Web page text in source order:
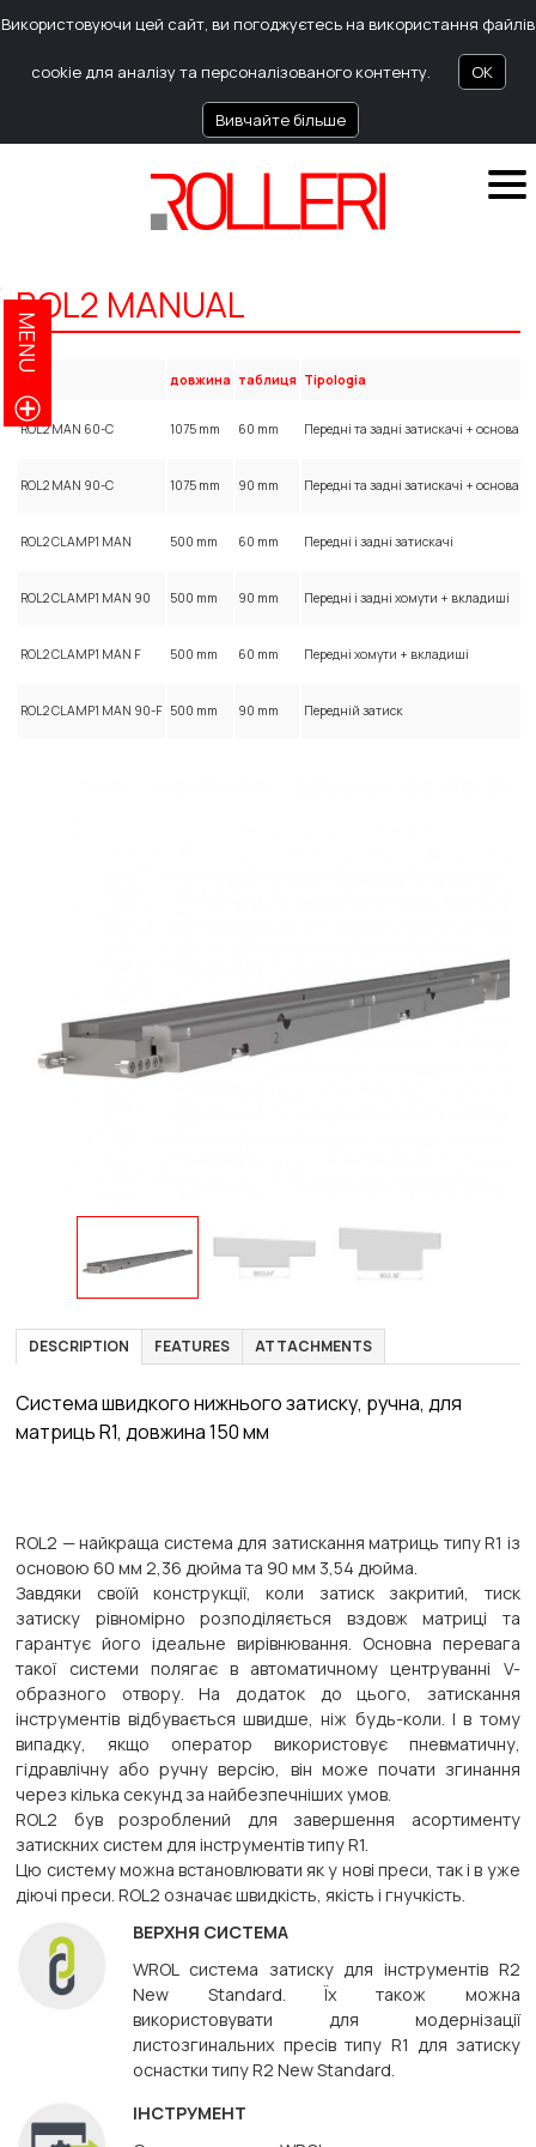
Використовуючи цей сайт, ви погоджуєтесь на використання файлів
cookie для аналізу та персоналізованого контенту. OK
Вивчайте більше
ROL2 MANUAL
довжина таблиця Tipologia
ROL2 MAN 60-C 1075 mm 60 mm Передні та задні затискачі + основа
ROL2 MAN 90-C 1075 mm 90 mm Передні та задні затискачі + основа
ROL2 CLAMP1 MAN 500 mm 60 mm Передні і задні затискачі
ROL2 CLAMP1 MAN 90 500 mm 90 mm Передні і задні хомути + вкладиші
ROL2 CLAMP1 MAN F 500 mm 60 mm Передні хомути + вкладиші
ROL2 CLAMP1 MAN 90-F 500 mm 90 mm Передній затиск
DESCRIPTION FEATURES ATTACHMENTS
Система швидкого нижнього затиску, ручна, для
матриць R1, довжина 150 мм
ROL2 — найкраща система для затискання матриць типу R1 із
основою 60 мм 2,36 дюйма та 90 мм 3,54 дюйма.
Завдяки своїй конструкції, коли затиск закритий, тиск
затиску рівномірно розподіляється вздовж матриці та
гарантує його ідеальне вирівнювання. Основна перевага
такої системи полягає в автоматичному центруванні V-
образного отвору. На додаток до цього, затискання
інструментів відбувається швидше, ніж будь-коли. І в тому
випадку, якщо оператор використовує пневматичну,
гідравлічну або ручну версію, він може почати згинання
через кілька секунд за найбезпечніших умов.
ROL2 був розроблений для завершення асортименту
затискних систем для інструментів типу R1.
Цю систему можна встановлювати як у нові преси, так і в уже
діючі преси. ROL2 означає швидкість, якість і гнучкість.
ВЕРХНЯ СИСТЕМА
WROL система затиску для інструментів R2
New Standard. Їх також можна
використовувати для модернізації
листозгинальних пресів типу R1 для затиску
оснастки типу R2 New Standard.
ІНСТРУМЕНТ
MENU